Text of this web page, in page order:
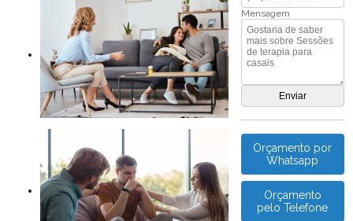
Mensagem
Orçamento por
Whatsapp
Orçamento
pelo Telefone